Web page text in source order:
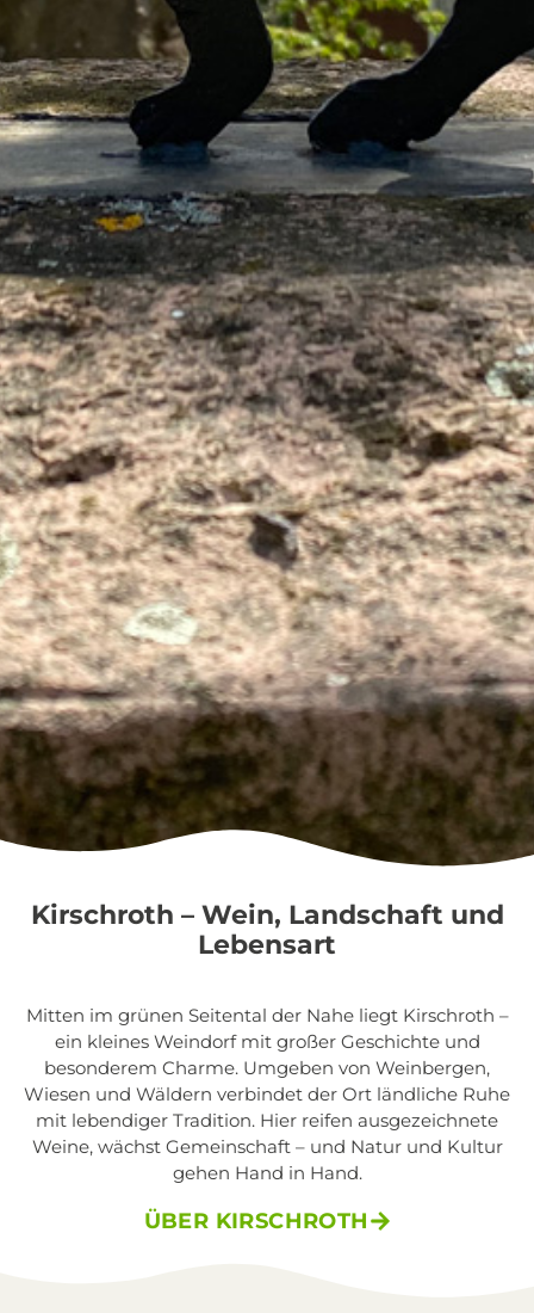
Kirschroth – Wein, Landschaft und
Lebensart
Mitten im grünen Seitental der Nahe liegt Kirschroth –
ein kleines Weindorf mit großer Geschichte und
besonderem Charme. Umgeben von Weinbergen,
Wiesen und Wäldern verbindet der Ort ländliche Ruhe
mit lebendiger Tradition. Hier reifen ausgezeichnete
Weine, wächst Gemeinschaft – und Natur und Kultur
gehen Hand in Hand.
ÜBER KIRSCHROTH